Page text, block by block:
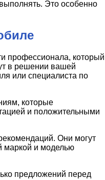
Это особенно
профессионала, который
в решении вашей
или специалиста по
которые
и положительными
Они могут
маркой и моделью
предложений перед